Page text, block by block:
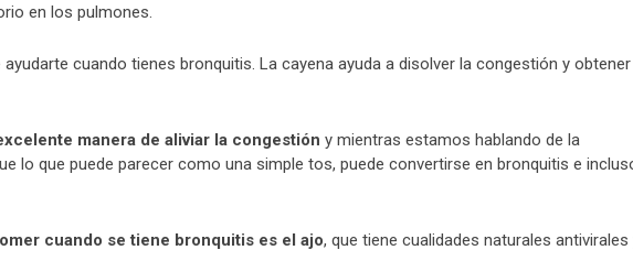
en los pulmones.
ayudarte cuando tienes bronquitis. La cayena ayuda a disolver la congestión y obtener
manera de aliviar la congestión y mientras estamos hablando de la
lo que puede parecer como una simple tos, puede convertirse en bronquitis e
cuando se tiene bronquitis es el ajo, que tiene cualidades naturales antivirales